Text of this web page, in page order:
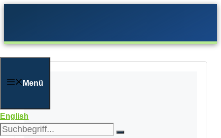
Menü
English